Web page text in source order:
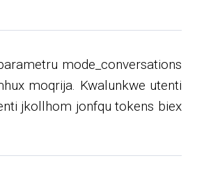
mode_conversations
moqrija. Kwalunkwe utenti
jkollhom jonfqu tokens biex